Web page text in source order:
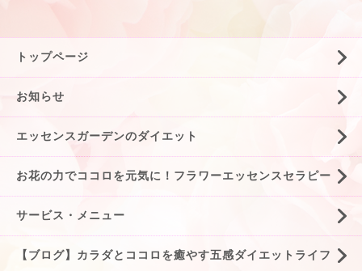
トップページ
お知らせ
エッセンスガーデンのダイエット
お花の力でココロを元気に！フラワーエッセンスセラピー
サービス・メニュー
【ブログ】カラダとココロを癒やす五感ダイエットライフ